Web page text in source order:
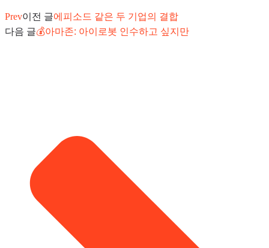
Prev이전 글에피소드 같은 두 기업의 결합
다음 글💰아마존: 아이로봇 인수하고 싶지만